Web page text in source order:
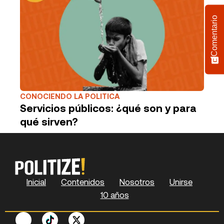
CONOCIENDO LA POLITICA
Servicios públicos: ¿qué son y para
qué sirven?
Inicial Contenidos Nosotros
Unirse
10 años
X
F
Y
L
P
S
Comentario